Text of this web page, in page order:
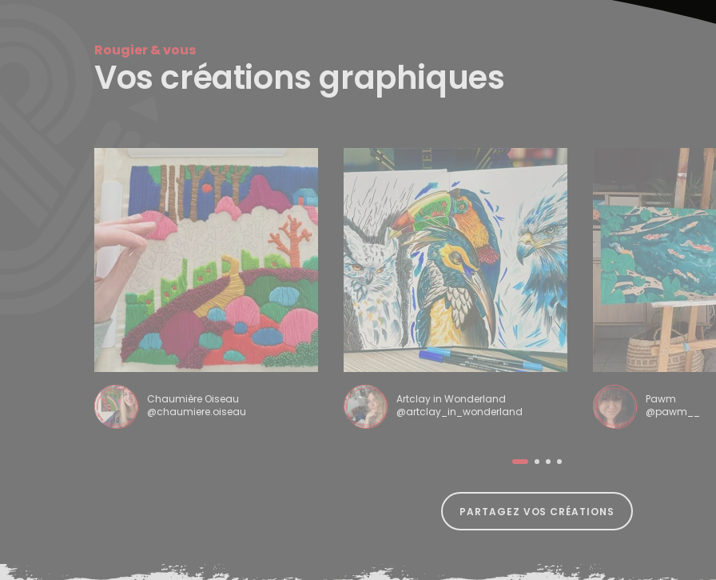
Rougier & vous
Vos créations graphiques
Chaumière Oiseau
@chaumiere.oiseau
Artclay in Wonderland
@artclay_in_wonderland
Pawm
@pawm__
PARTAGEZ VOS CRÉATIONS